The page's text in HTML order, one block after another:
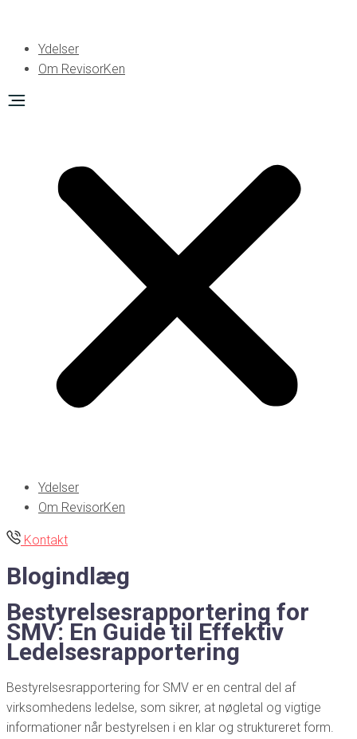
Ydelser
Om RevisorKen
Ydelser
Om RevisorKen
Kontakt
Blogindlæg
Bestyrelsesrapportering for
SMV: En Guide til Effektiv
Ledelsesrapportering
Bestyrelsesrapportering for SMV er en central del af
virksomhedens ledelse, som sikrer, at nøgletal og vigtige
informationer når bestyrelsen i en klar og struktureret form.